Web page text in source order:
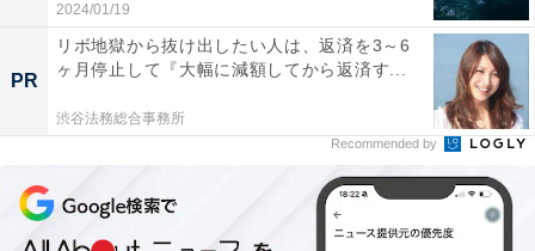
レオナは火を放ち自ら命を断とうとしますが、一が炎の
中から救出します。見守ることが霧生の愛だったんじゃ
ないかと語りかける一の言葉に、レオナは静かに涙を流
すのでした。
2024/01/19
PR
リボ地獄から抜け出したい人は、返済を3～6
ヶ月停止して『大幅に減額してから返済す...
渋谷法務総合事務所
Recommended by